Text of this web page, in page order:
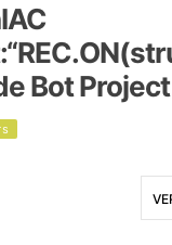
Bot Project